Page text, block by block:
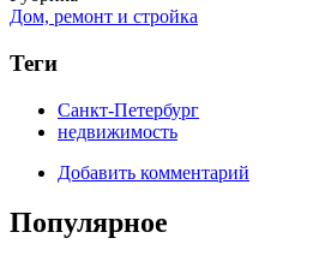
Дом, ремонт и стройка
Теги
Санкт-Петербург
недвижимость
Добавить комментарий
Популярное